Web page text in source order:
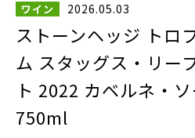
ワイン 2026.05.03
ストーンヘッジ トロ
ム スタッグス・リー
ト 2022 カベルネ・
750ml